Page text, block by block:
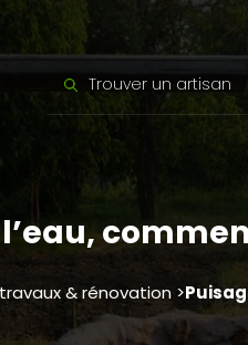
Trouver un artisan
& rénovation >